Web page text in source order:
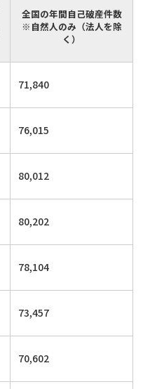
全国の年間自己破産件数
※自然人のみ（法人を除
く）
71,840
76,015
80,012
80,202
78,104
73,457
70,602